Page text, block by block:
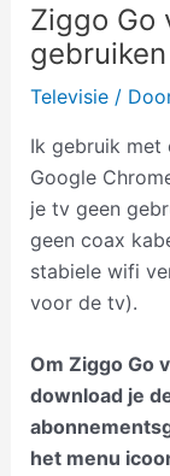
Ziggo Go
gebruiken
Televisie/
Ik gebruik met
Google
je tv geen
geen coax
stabiele wifi
voor de tv).
Om Ziggo Go
download je
het menu